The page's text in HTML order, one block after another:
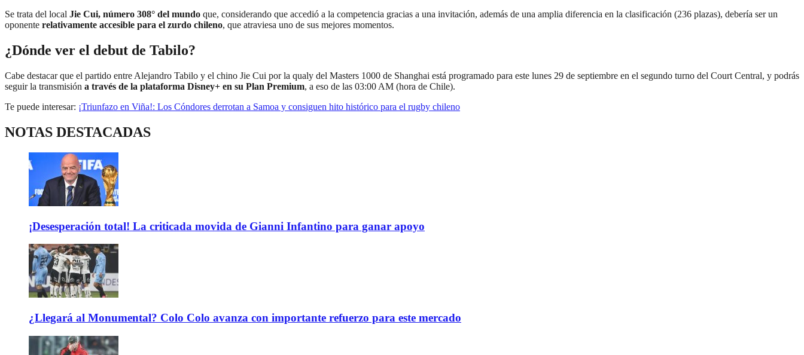
Se trata del local Jie Cui, número 308° del mundo que, considerando que accedió a la competencia gracias a una invitación, además de una amplia diferencia en la clasificación (236 plazas), debería ser un
oponente relativamente accesible para el zurdo chileno, que atraviesa uno de sus mejores momentos.
¿Dónde ver el debut de Tabilo?
Cabe destacar que el partido entre Alejandro Tabilo y el chino Jie Cui por la qualy del Masters 1000 de Shanghai está programado para este lunes 29 de septiembre en el segundo turno del Court Central, y podrás
seguir la transmisión a través de la plataforma Disney+ en su Plan Premium, a eso de las 03:00 AM (hora de Chile).
Te puede interesar: ¡Triunfazo en Viña!: Los Cóndores derrotan a Samoa y consiguen hito histórico para el rugby chileno
NOTAS DESTACADAS
¡Desesperación total! La criticada movida de Gianni Infantino para ganar apoyo
¿Llegará al Monumental? Colo Colo avanza con importante refuerzo para este mercado